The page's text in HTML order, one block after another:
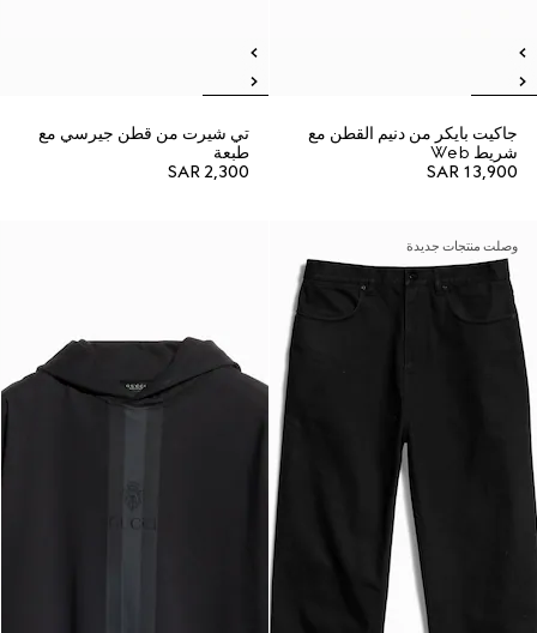
جاكيت بايكر من دنيم القطن مع
شريط Web
SAR 13,900
تي شيرت من قطن جيرسي مع
طبعة
SAR 2,300
وصلت منتجات جديدة